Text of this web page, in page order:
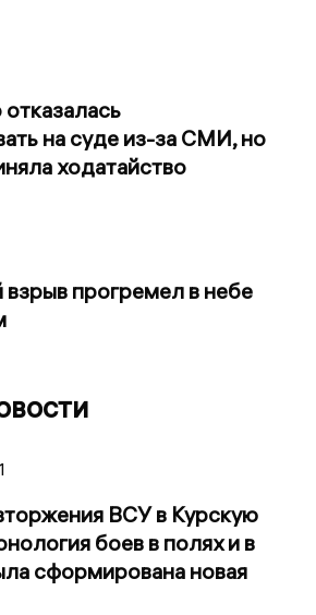
на суде из-за СМИ, но
ходатайство
прогремел в небе
ВСУ в Курскую
боев в полях и в
сформирована новая